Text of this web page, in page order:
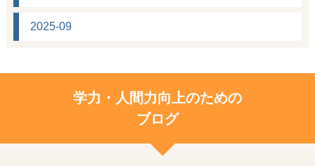
2025-09
学力・人間力向上のための
ブログ